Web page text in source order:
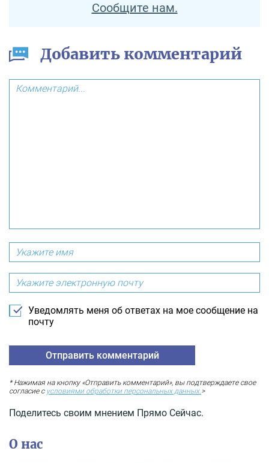
Сообщите нам.
Добавить комментарий
Уведомлять меня об ответах на мое сообщение на
почту
* Нажимая на кнопку «Отправить комментарий», вы подтверждаете свое
согласие с условиями обработки персональных данных.>
Поделитесь своим мнением Прямо Сейчас.
О нас